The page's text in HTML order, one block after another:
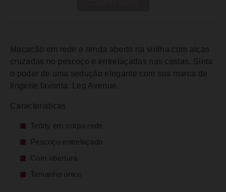
Macacão em rede e renda aberto na virilha com alças
cruzadas no pescoço e entrelaçadas nas costas. Sinta
o poder de uma sedução elegante com sua marca de
lingerie favorita: Leg Avenue.
Caracteristicas
Teddy em corpo rede
Pescoço entrelaçado
Com abertura
Tamanho único